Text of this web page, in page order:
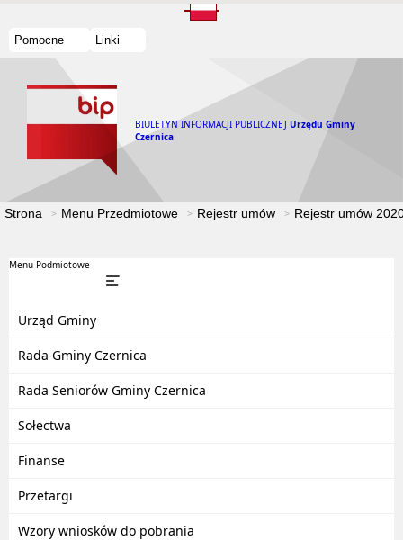
Pomocne Linki
BIULETYN INFORMACJI PUBLICZNEJ Urzędu Gminy
Czernica
Strona Menu Przedmiotowe Rejestr umów Rejestr umów
Menu Podmiotowe
Urząd Gminy
Rada Gminy Czernica
Rada Seniorów Gminy Czernica
Sołectwa
Finanse
Przetargi
Wzory wniosków do pobrania